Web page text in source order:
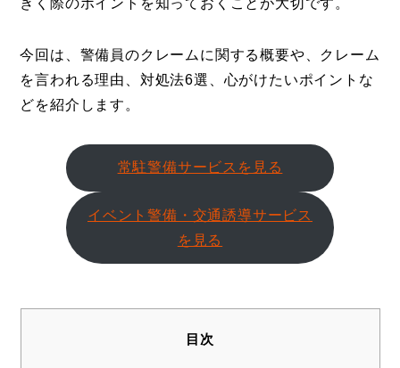
今回は、警備員のクレームに関する概要や、クレーム
を言われる理由、対処法6選、心がけたいポイントな
どを紹介します。
常駐警備サービスを見る
イベント警備・交通誘導サービス
を見る
目次